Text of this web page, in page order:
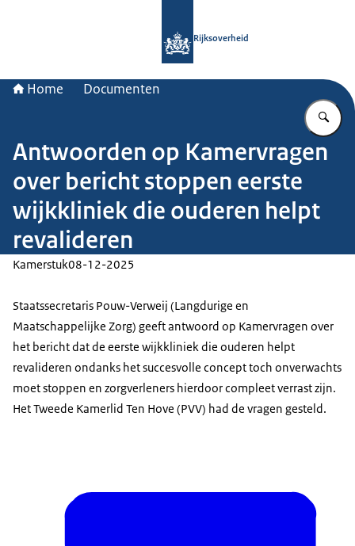
Rijksoverheid
Home Documenten
Antwoorden op Kamervragen
over bericht stoppen eerste
wijkkliniek die ouderen helpt
revalideren
Kamerstuk08-12-2025
Staatssecretaris Pouw-Verweij (Langdurige en
Maatschappelijke Zorg) geeft antwoord op Kamervragen over
het bericht dat de eerste wijkkliniek die ouderen helpt
revalideren ondanks het succesvolle concept toch onverwachts
moet stoppen en zorgverleners hierdoor compleet verrast zijn.
Het Tweede Kamerlid Ten Hove (PVV) had de vragen gesteld.